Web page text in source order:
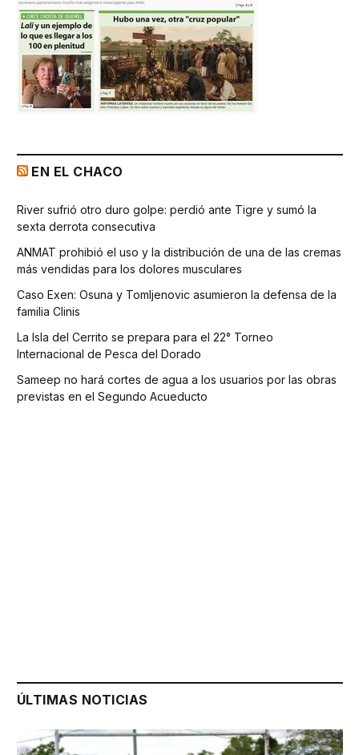
EN EL CHACO
River sufrió otro duro golpe: perdió ante Tigre y sumó la
sexta derrota consecutiva
ANMAT prohibió el uso y la distribución de una de las cremas
más vendidas para los dolores musculares
Caso Exen: Osuna y Tomljenovic asumieron la defensa de la
familia Clinis
La Isla del Cerrito se prepara para el 22° Torneo
Internacional de Pesca del Dorado
Sameep no hará cortes de agua a los usuarios por las obras
previstas en el Segundo Acueducto
ÚLTIMAS NOTICIAS